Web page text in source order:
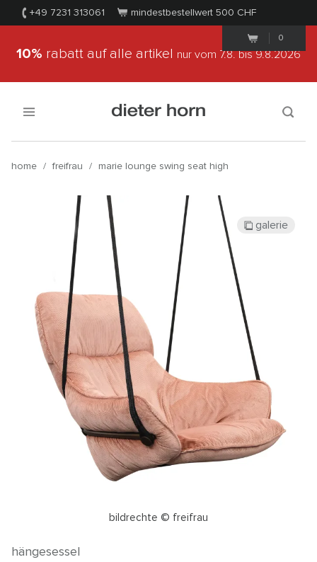
+49 7231 313061 mindestbestellwert 500 CHF
0
10% rabatt auf alle artikel nur vom 7.8.bis 9.8.2026
home / freifrau / marie lounge swing seat high
bildrechte © freifrau
galerie
hängesessel